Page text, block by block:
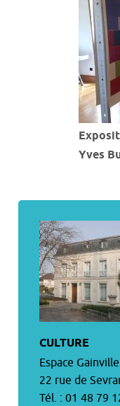
Yves
CULTURE
Espace Gainville
22 rue de
Tél. : 01 48 79